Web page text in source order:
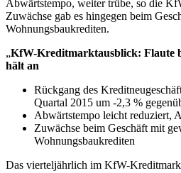
Abwärtstempo, weiter trübe, so die
Zuwächse gab es hingegen beim
Wohnungsbaukrediten.
„KfW-Kreditmarktausblick: Flaute
hält an
Rückgang des
Quartal 2015 um -2,3 %
Abwärtstempo leicht reduziert,
Zuwächse beim Geschäft mit
Wohnungsbaukrediten
Das vierteljährlich im KfW-